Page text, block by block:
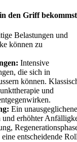
den Griff bekommst
Belastungen und
können zu
Intensive
die sich in
können.
und
Ein
und erhöhter
entscheidende